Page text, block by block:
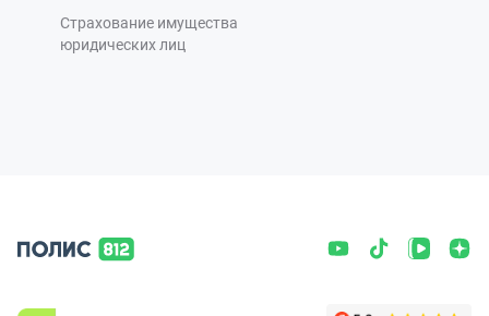
Страхование имущества
юридических лиц